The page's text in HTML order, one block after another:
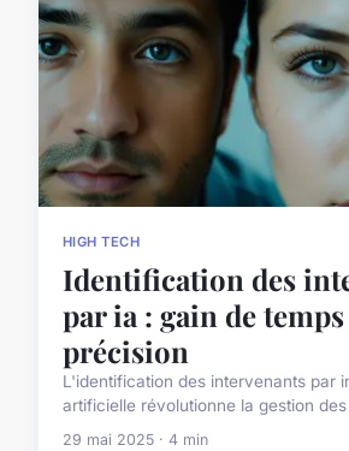
HIGH TECH
Identification des
par ia : gain de
précision
L'identification des intervenants par
artificielle révolutionne la gestion
29 mai 2025 · 4 min